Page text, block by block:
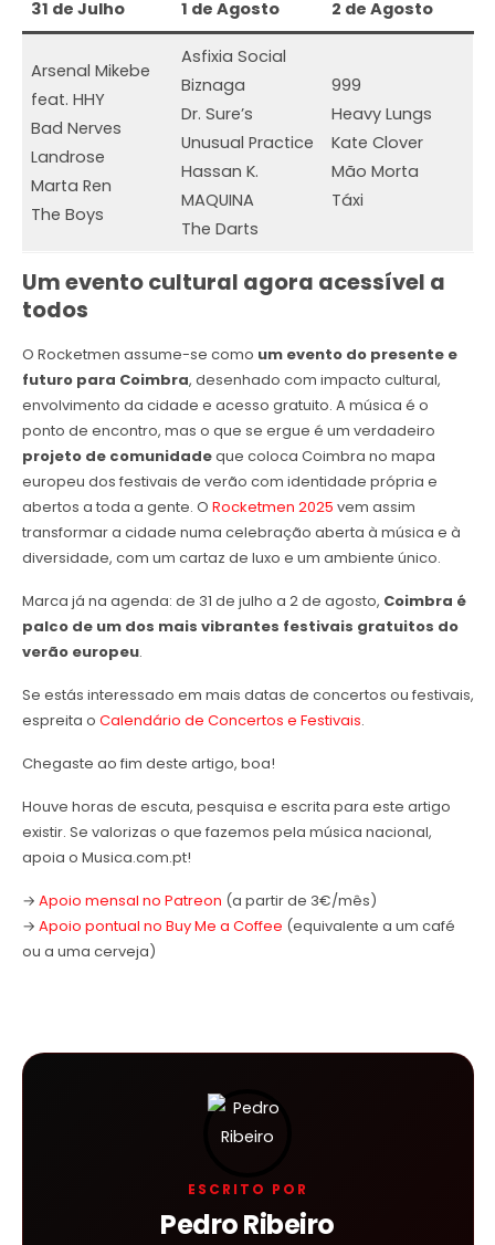
31 de Julho 1 de Agosto 2 de Agosto
Arsenal Mikebe
feat. HHY
Bad Nerves
Landrose
Marta Ren
The Boys
Asfixia Social
Biznaga
Dr. Sure’s
Unusual Practice
Hassan K.
MAQUINA
The Darts
999
Heavy Lungs
Kate Clover
Mão Morta
Táxi
Um evento cultural agora acessível a
todos
O Rocketmen assume-se como um evento do presente e
futuro para Coimbra, desenhado com impacto cultural,
envolvimento da cidade e acesso gratuito. A música é o
ponto de encontro, mas o que se ergue é um verdadeiro
projeto de comunidadeque coloca Coimbra no mapa
europeu dos festivais de verão com identidade própria e
abertos a toda a gente. O Rocketmen 2025 vem assim
transformar a cidade numa celebração aberta à música e à
diversidade, com um cartaz de luxo e um ambiente único.
Marca já na agenda: de 31 de julho a 2 de agosto, Coimbra é
palco de um dos mais vibrantes festivais gratuitos do
verão europeu.
Se estás interessado em mais datas de concertos ou festivais,
espreita o Calendário de Concertos e Festivais.
Chegaste ao fim deste artigo, boa!
Houve horas de escuta, pesquisa e escrita para este artigo
existir. Se valorizas o que fazemos pela música nacional,
apoia o Musica.com.pt!
→ Apoio mensal no Patreon (a partir de 3€/mês)
→ Apoio pontual no Buy Me a Coffee (equivalente a um café
ou a uma cerveja)
ESCRITO POR
Pedro Ribeiro